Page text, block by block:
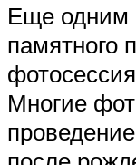
Еще одним
памятного
Многие